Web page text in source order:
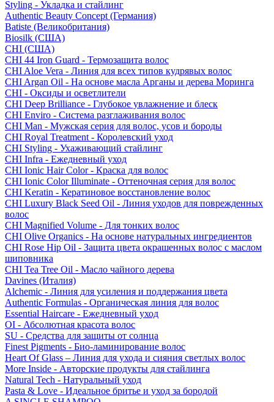
Styling - Укладка и стайлинг
Authentic Beauty Concept (Германия)
Batiste (Великобритания)
Biosilk (США)
CHI (США)
CHI 44 Iron Guard - Термозащита волос
CHI Aloe Vera - Линия для всех типов кудрявых волос
CHI Argan Oil - На основе масла Арганы и дерева Моринга
CHI - Оксиды и осветлители
CHI Deep Brilliance - Глубокое увлажнение и блеск
CHI Enviro - Система разглаживания волос
CHI Man - Мужская серия для волос, усов и бороды
CHI Royal Treatment - Королевский уход
CHI Styling - Ухаживающий стайлинг
CHI Infra - Ежедневный уход
CHI Ionic Hair Color - Краска для волос
CHI Ionic Color Illuminate - Оттеночная серия для волос
CHI Keratin - Кератиновое восстановление волос
CHI Luxury Black Seed Oil - Линия уходов для поврежденных
волос
CHI Magnified Volume - Для тонких волос
CHI Olive Organics - На основе натуральных ингредиентов
CHI Rose Hip Oil - Защита цвета окрашенных волос с маслом
шиповника
CHI Tea Tree Oil - Масло чайного дерева
Davines (Италия)
Alchemic - Линия для усиления и поддержания цвета
Authentic Formulas - Органическая линия для волос
Essential Haircare - Eжедневный уход
OI - Абсолютная красота волос
SU - Средства для защиты от солнца
Finest Pigments - Био-ламинирование волос
Heart Of Glass – Линия для ухода и сияния светлых волос
More Inside - Авторские продукты для стайлинга
Natural Tech - Натуральный уход
Pasta & Love - Идеальное бритье и уход за бородой